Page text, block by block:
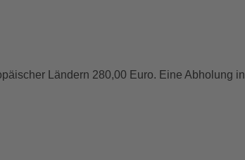
Ländern 280,00 Euro. Eine Abholung